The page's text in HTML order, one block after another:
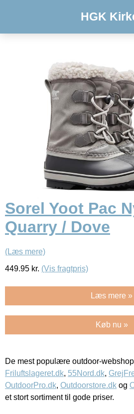
HGK
Sorel Yoot Pac
Quarry / Dove
(Læs mere)
449.95 kr. (Vis fragtpris)
Læs mere »
Køb nu »
De mest populære outdoor-
Friluftslageret.dk, 55Nord.dk,
OutdoorPro.dk, Outdoorstore.dk og
et stort sortiment til gode priser.